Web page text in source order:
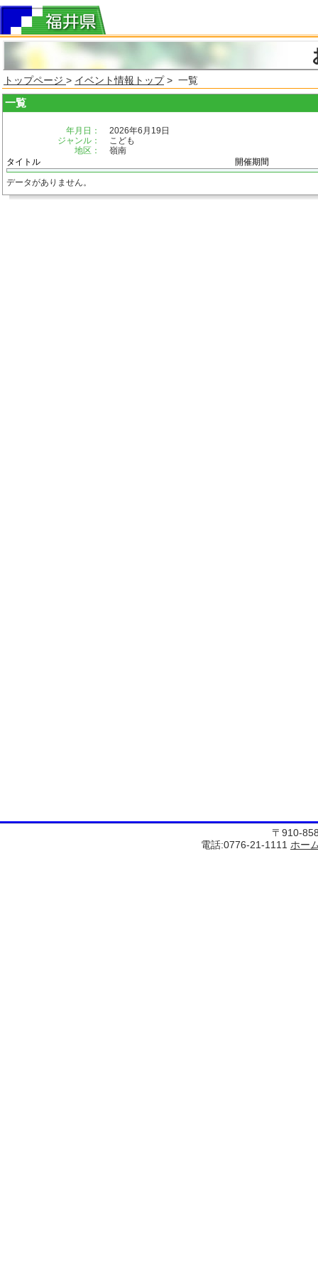
トップページ > イベント情報トップ> 一覧
一覧
年月日：
2026年6月19日
ジャンル：
こども
地区：
嶺南
タイトル
開催期間
データがありません。
〒910-
電話:0776-21-1111 ホー